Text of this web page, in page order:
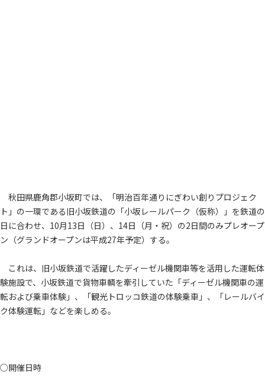
秋田県鹿角郡小坂町では、「明治百年通りにぎわい創りプロジェク
ト」の一環である旧小坂鉄道の「小坂レールパーク（仮称）」を鉄道の
日に合わせ、10月13日（日）、14日（月・祝）の2日間のみプレオープ
ン（グランドオープンは平成27年予定）する。
これは、旧小坂鉄道で活躍したディーゼル機関車等を活用した運転体
験施設で、小坂鉄道で貨物車輌を牽引していた「ディーゼル機関車の運
転および乗車体験」、「観光トロッコ鉄道の体験乗車」、「レールバイ
ク体験運転」などを楽しめる。
○開催日時